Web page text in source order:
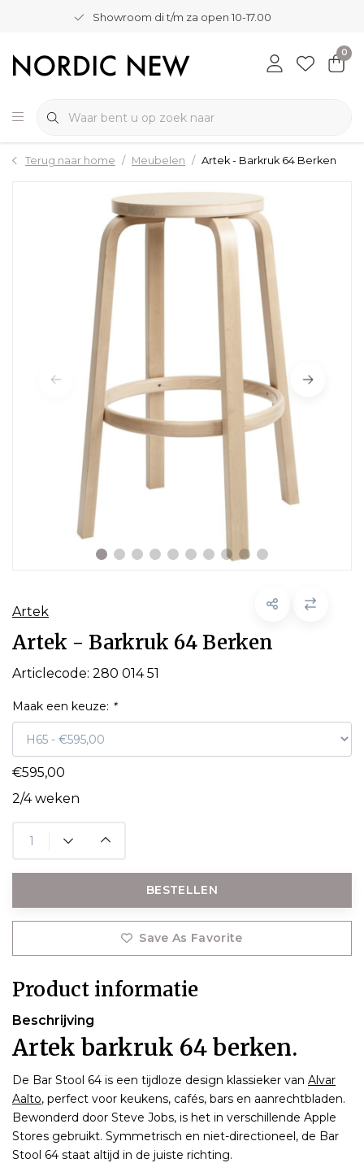
Showroom di t/m za open 10-17.00
0
Terug naar home Meubelen Artek - Barkruk 64 Berken
Artek
Artek - Barkruk 64 Berken
Articlecode: 280 014 51
Maak een keuze: *
€595,00
2/4 weken
BESTELLEN
Save As Favorite
Product informatie
Beschrijving
Artek barkruk 64 berken.
De Bar Stool 64 is een tijdloze design klassieker van Alvar
Aalto, perfect voor keukens, cafés, bars en aanrechtbladen.
Bewonderd door Steve Jobs, is het in verschillende Apple
Stores gebruikt. Symmetrisch en niet-directioneel, de Bar
Stool 64 staat altijd in de juiste richting.